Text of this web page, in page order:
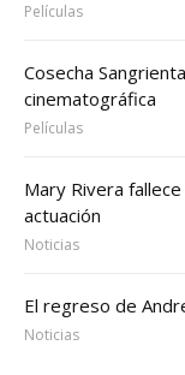
Películas
Cosecha
cinematográfica
Películas
Mary Rivera
actuación
Noticias
El regreso de
Noticias